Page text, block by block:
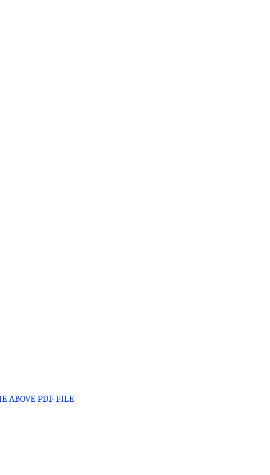
ABOVE PDF FILE